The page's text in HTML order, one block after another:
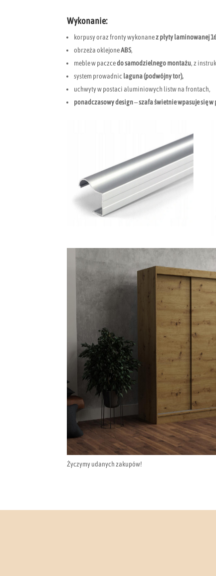
Wykonanie:
korpusy oraz fronty wykonanez płyty laminowanej
obrzeża oklejoneABS,
meble w paczcedo samodzielnego montażu, z
system prowadnic laguna (podwójny tor),
uchwyty w postaci aluminiowych listw na frontach,
ponadczasowy design – szafa świetnie wpasuje się
Życzymy udanych zakupów!